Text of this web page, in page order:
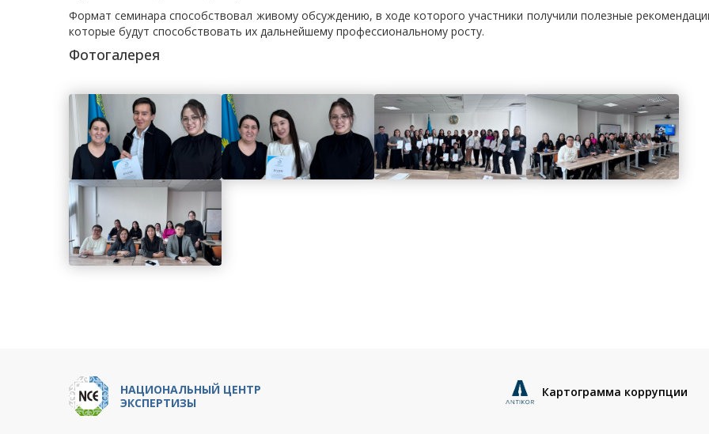
Формат семинара способствовал живому обсуждению, в ходе которого участники получили полезные
которые будут способствовать их дальнейшему профессиональному росту.
Фотогалерея
НАЦИОНАЛЬНЫЙ ЦЕНТР
ЭКСПЕРТИЗЫ
Картограмма коррупции